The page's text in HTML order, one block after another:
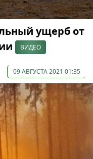
ущерб от
ВИДЕО
09 АВГУСТА 2021 01:35